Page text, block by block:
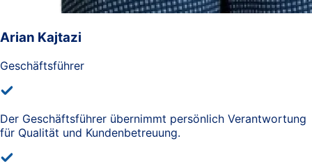
Arian Kajtazi
Geschäftsführer
Der Geschäftsführer übernimmt persönlich Verantwortung
für Qualität und Kundenbetreuung.